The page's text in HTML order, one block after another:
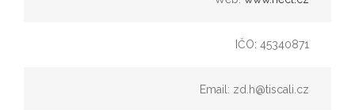
IČO: 45340871
Email: zd.h@tiscali.cz